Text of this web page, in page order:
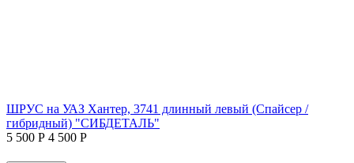
ШРУС на УАЗ Хантер, 3741 длинный левый (Спайсер /
гибридный) "СИБДЕТАЛЬ"
5 500 Р 4 500 Р